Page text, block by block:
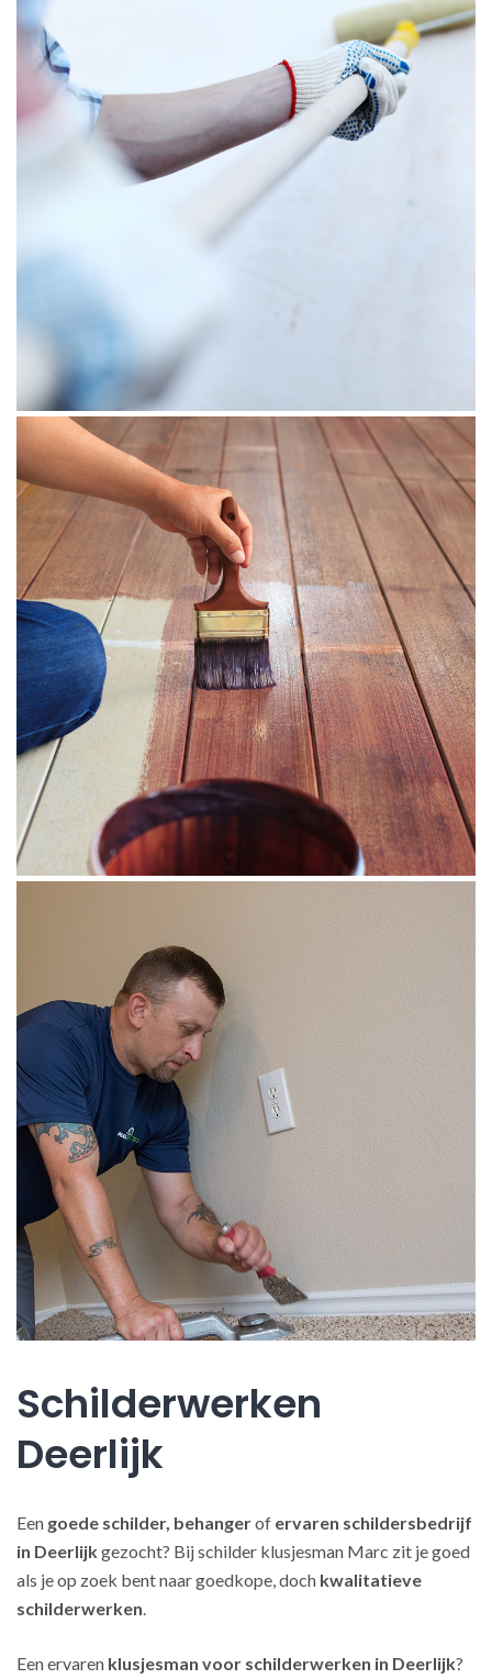
Schilderwerken
Deerlijk
Een goede schilder, behangerof ervaren schildersbedrijf
in Deerlijkgezocht? Bij schilder klusjesman Marc zit je goed
als je op zoek bent naar goedkope, doch kwalitatieve
schilderwerken.
Een ervaren klusjesman voor schilderwerken in Deerlijk?